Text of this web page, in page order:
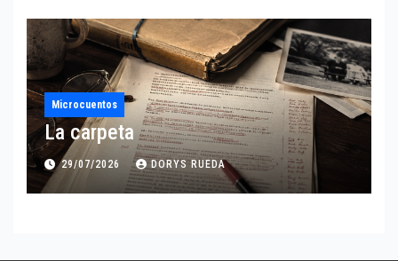
Microcuentos
La carpeta
29/07/2026 DORYS RUEDA